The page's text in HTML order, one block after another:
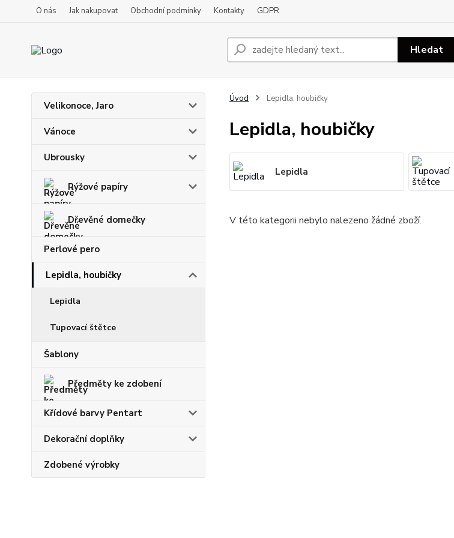
O nás Jak nakupovat Obchodní podmínky Kontakty GDPR
Hledat
Velikonoce, Jaro
Vánoce
Ubrousky
Rýžové papíry
Dřevěné domečky
Perlové pero
Lepidla, houbičky
Lepidla
Tupovací štětce
Šablony
Předměty ke zdobení
Křídové barvy Pentart
Dekorační doplňky
Zdobené výrobky
Úvod Lepidla, houbičky
Lepidla, houbičky
Lepidla
V této kategorii nebylo nalezeno žádné zboží.